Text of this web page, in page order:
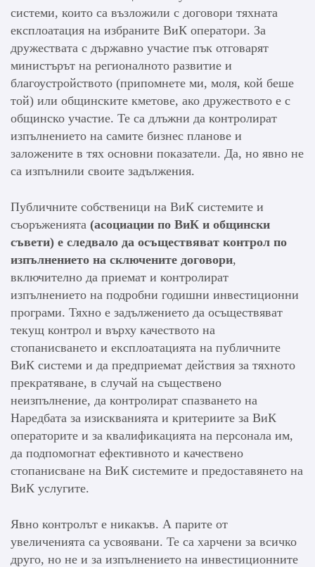
системи, които са възложили с договори тяхната
експлоатация на избраните ВиК оператори. За
дружествата с държавно участие пък отговарят
министърът на регионалното развитие и
благоустройството (припомнете ми, моля, кой беше
той) или общинските кметове, ако дружеството е с
общинско участие. Те са длъжни да контролират
изпълнението на самите бизнес планове и
заложените в тях основни показатели. Да, но явно не
са изпълнили своите задължения.
Публичните собственици на ВиК системите и
съоръженията (асоциации по ВиК и общински
съвети) е следвало да осъществяват контрол по
изпълнението на сключените договори,
включително да приемат и контролират
изпълнението на подробни годишни инвестиционни
програми. Тяхно е задължението да осъществяват
текущ контрол и върху качеството на
стопанисването и експлоатацията на публичните
ВиК системи и да предприемат действия за тяхното
прекратяване, в случай на съществено
неизпълнение, да контролират спазването на
Наредбата за изискванията и критериите за ВиК
операторите и за квалификацията на персонала им,
да подпомогнат ефективното и качествено
стопанисване на ВиК системите и предоставянето на
ВиК услугите.
Явно контролът е никакъв. А парите от
увеличенията са усвоявани. Те са харчени за всичко
друго, но не и за изпълнението на инвестиционните